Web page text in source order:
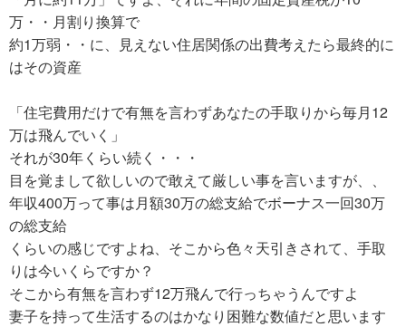
万・・月割り換算で
約1万弱・・に、見えない住居関係の出費考えたら最終的に
はその資産
「住宅費用だけで有無を言わずあなたの手取りから毎月12
万は飛んでいく」
それが30年くらい続く・・・
目を覚まして欲しいので敢えて厳しい事を言いますが、、
年収400万って事は月額30万の総支給でボーナス一回30万
の総支給
くらいの感じですよね、そこから色々天引きされて、手取
りは今いくらですか？
そこから有無を言わず12万飛んで行っちゃうんですよ
妻子を持って生活するのはかなり困難な数値だと思います